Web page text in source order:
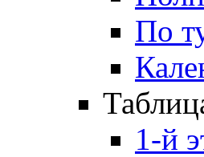
По
1-й